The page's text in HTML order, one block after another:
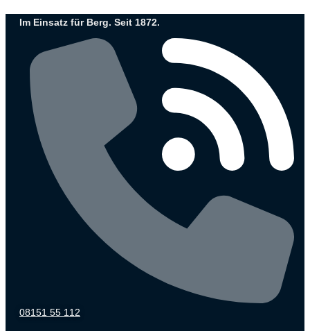
InhaltIm Einsatz für Berg. Seit 1872.
08151 55 112